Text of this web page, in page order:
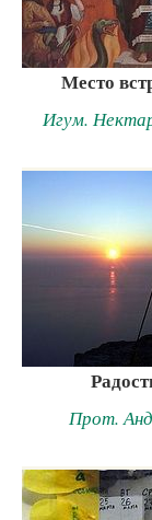
Место
Игум.
Прот.